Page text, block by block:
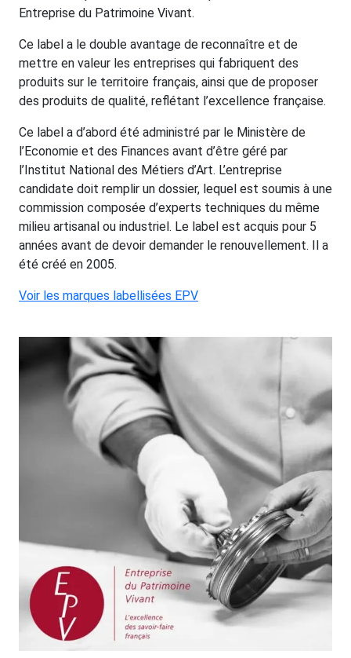
Entreprise du Patrimoine Vivant.
Ce label a le double avantage de reconnaître et de
mettre en valeur les entreprises qui fabriquent des
produits sur le territoire français, ainsi que de proposer
des produits de qualité, reflétant l’excellence française.
Ce label a d’abord été administré par le Ministère de
l’Economie et des Finances avant d’être géré par
l’Institut National des Métiers d’Art. L’entreprise
candidate doit remplir un dossier, lequel est soumis à une
commission composée d’experts techniques du même
milieu artisanal ou industriel. Le label est acquis pour 5
années avant de devoir demander le renouvellement. Il a
été créé en 2005.
Voir les marques labellisées EPV